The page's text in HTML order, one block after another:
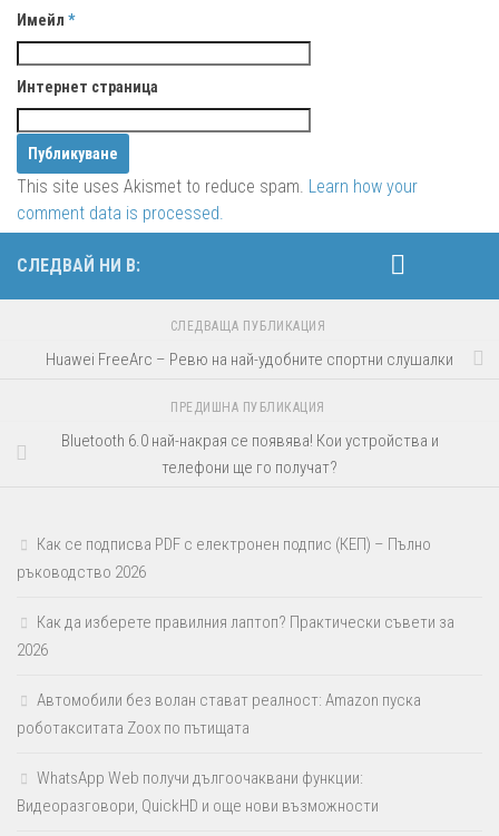
Имейл *
Интернет страница
This site uses Akismet to reduce spam. Learn how your
comment data is processed.
СЛЕДВАЙ НИ В:
СЛЕДВАЩА ПУБЛИКАЦИЯ
Huawei FreeArc – Ревю на най-удобните спортни слушалки
ПРЕДИШНА ПУБЛИКАЦИЯ
Bluetooth 6.0 най-накрая се появява! Кои устройства и
телефони ще го получат?
Как се подписва PDF с електронен подпис (КЕП) – Пълно
ръководство 2026
Как да изберете правилния лаптоп? Практически съвети за
2026
Автомобили без волан стават реалност: Amazon пуска
роботакситата Zoox по пътищата
WhatsApp Web получи дългоочаквани функции:
Видеоразговори, QuickHD и още нови възможности